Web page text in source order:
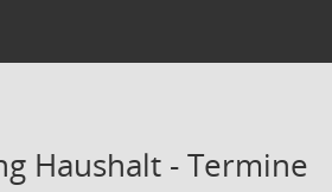
Haushalt - Termine